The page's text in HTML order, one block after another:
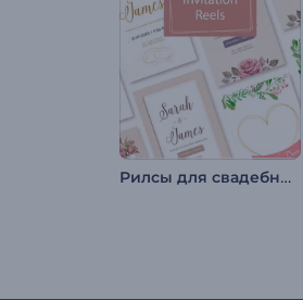
Рилсы для свадебных приглашений